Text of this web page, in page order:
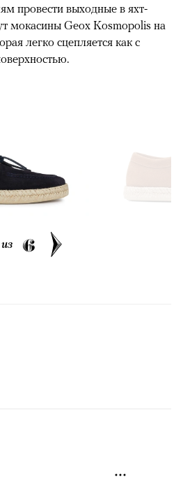
провести выходные в яхт-
мокасины Geox Kosmopolis на
легко сцепляется как с
из 6